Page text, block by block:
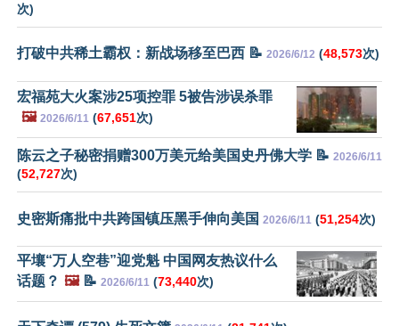
次)
打破中共稀土霸权：新战场移至巴西 📝 2026/6/12 (48,573次)
宏福苑大火案涉25项控罪 5被告涉误杀罪
🖼️ 2026/6/11 (67,651次)
陈云之子秘密捐赠300万美元给美国史丹佛大学 📝 2026/6/11
(52,727次)
史密斯痛批中共跨国镇压黑手伸向美国 2026/6/11 (51,254次)
平壤“万人空巷”迎党魁 中国网友热议什么
话题？ 🖼️📝 2026/6/11 (73,440次)